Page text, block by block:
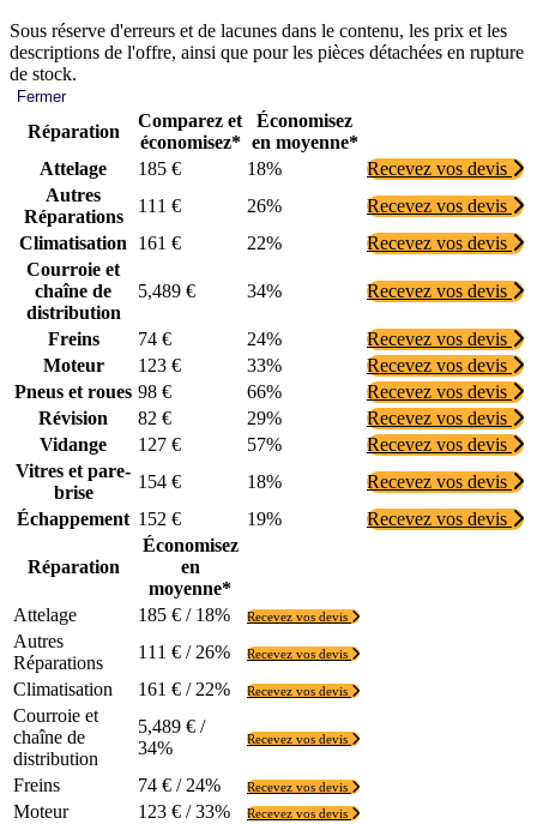
Sous réserve d'erreurs et de lacunes dans le contenu, les prix et les
descriptions de l'offre, ainsi que pour les pièces détachées en rupture
de stock.
Fermer
Réparation
Comparez et
économisez*
Économisez
en moyenne*
Attelage
185 € 18%
Recevez vos devis
Autres
Réparations
111 € 26%
Recevez vos devis
Climatisation
161 € 22%
Recevez vos devis
Courroie et
chaîne de
distribution
5,489 € 34% Recevez vos devis
Freins 74 € 24%
Recevez vos devis
Moteur
123 € 33%
Recevez vos devis
Pneus et roues 98 € 66%
Recevez vos devis
Révision
82 € 29%
Recevez vos devis
Vidange
127 € 57%
Recevez vos devis
Vitres et pare-
brise
154 € 18%
Recevez vos devis
Échappement 152 € 19% Recevez vos devis
Réparation
Économisez
en
moyenne*
Attelage
185 € / 18% Recevez vos devis
Autres
Réparations
111 € / 26% Recevez vos devis
Climatisation 161 € / 22% Recevez vos devis
Courroie et
chaîne de
distribution
5,489 € /
34%
Recevez vos devis
Freins 74 € / 24% Recevez vos devis
Moteur 123 € / 33% Recevez vos devis